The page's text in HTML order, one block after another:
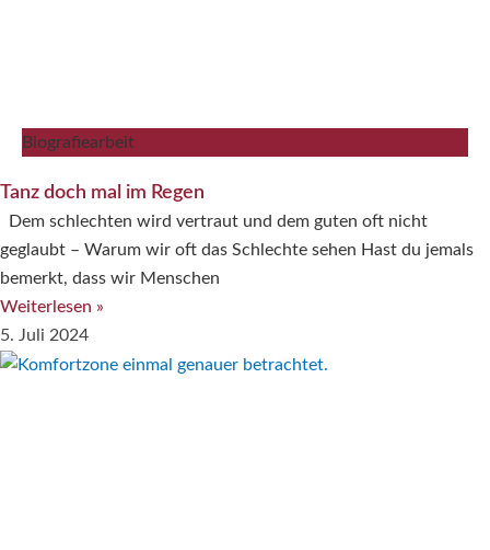
Biografiearbeit
Tanz doch mal im Regen
Dem schlechten wird vertraut und dem guten oft nicht
geglaubt – Warum wir oft das Schlechte sehen Hast du jemals
bemerkt, dass wir Menschen
Weiterlesen »
5. Juli 2024